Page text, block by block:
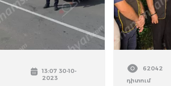
13:07 30-10-
2023
62042
դիտում